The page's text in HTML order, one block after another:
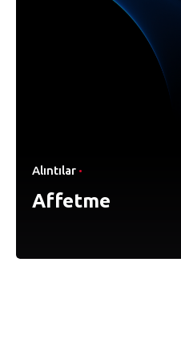
Alıntılar
Affetme